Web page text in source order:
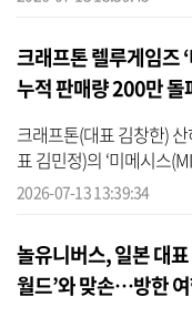
크래프톤 렐루게임즈
누적 판매량 200만 돌
크래프톤(대표 김창한)
표 김민정)의 ‘미메시스
돌파했다고 13일 전했다.
2026-07-13 13:39:34
놀유니버스, 일본 대
월드’와 맞손…방한